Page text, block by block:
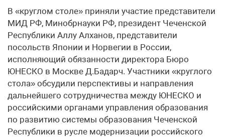
В «круглом столе» приняли участие представители
МИД РФ, Минобрнауки РФ, президент Чеченской
Республики Аллу Алханов, представители
посольств Японии и Норвегии в России,
исполняющий обязанности директора Бюро
ЮНЕСКО в Москве Д.Бадарч. Участники «круглого
стола» обсудили перспективы и направления
дальнейшего сотрудничества между ЮНЕСКО и
российскими органами управления образования
по развитию системы образования Чеченской
Республики в русле модернизации российского